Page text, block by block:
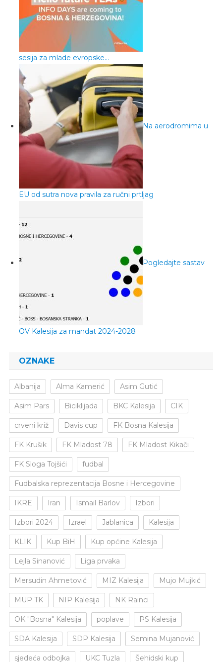
sesija za mlade evropske…
Na aerodromima u
EU od sutra nova pravila za ručni prtljag
Pogledajte sastav
OV Kalesija za mandat 2024-2028
OZNAKE
Albanija Alma Kamerić Asim Gutić
Asim Pars Biciklijada BKC Kalesija CIK
crveni križ Davis cup FK Bosna Kalesija
FK Krušik FK Mladost 78 FK Mladost Kikači
FK Sloga Tojšići fudbal
Fudbalska reprezentacija Bosne i Hercegovine
IKRE Iran Ismail Barlov Izbori
Izbori 2024 Izrael Jablanica Kalesija
KLIK Kup BiH Kup općine Kalesija
Lejla Sinanović Liga prvaka
Mersudin Ahmetović MIZ Kalesija Mujo Mujkić
MUP TK NIP Kalesija NK Rainci
OK "Bosna" Kalesija poplave PS Kalesija
SDA Kalesija SDP Kalesija Semina Mujanović
sjedeća odbojka UKC Tuzla Šehidski kup